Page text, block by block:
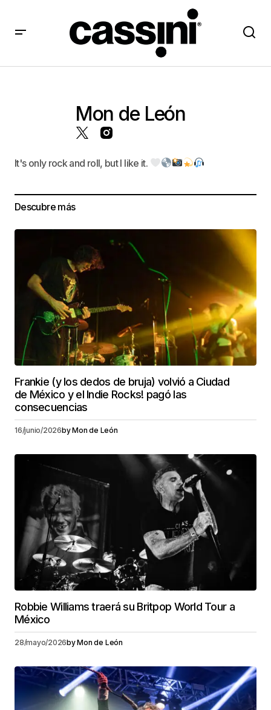
Mon de León
It's only rock and roll, but I like it.
Descubre más
Frankie (y los dedos de bruja) volvió a Ciudad
de México y el Indie Rocks! pagó las
consecuencias
16/junio/2026byMon de León
Robbie Williams traerá su Britpop World Tour a
México
28/mayo/2026byMon de León